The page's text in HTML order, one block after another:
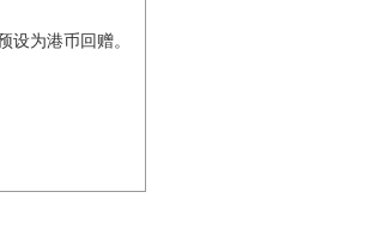
为港币回赠。